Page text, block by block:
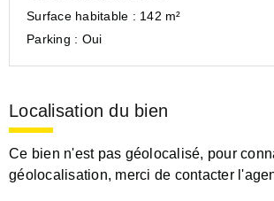
Surface habitable : 142 m²
Parking : Oui
Localisation du bien
Ce bien n'est pas géolocalisé, pour
géolocalisation, merci de contacter